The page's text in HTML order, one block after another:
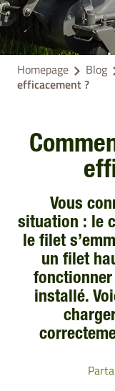
Homepage Blog
efficacement ?
Vous
situation : le
le filet
un filet
fonctionner
installé.